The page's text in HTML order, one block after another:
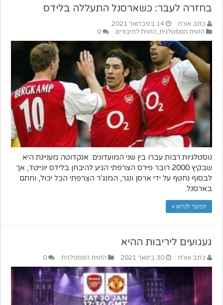
בחזרה לעבר: כשארסנל התעללה בלידס
כתב אורח
14 בפברואר 2021
הזווית הנוסטלגית, הזווית לחיבורים 0
נוסטלגיות רבות עברו בין שני המועדונים. אנקדוטה מעניינת היא
שבקיץ 2000 רובר פירס הצרפתי הגיע להיבחן בלידס יונייטד, אך
לבסוף נחטף על ידי ארסן ונגר, המנג'ר הצרפתי הכל יכול, וחתם
בארסנל.
המשך לקרוא »
געגועים ליריבות ההיא
כתב אורח 30 בינואר 2021 הזווית הנוסטלגית 0